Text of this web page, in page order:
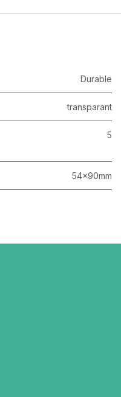
Durable
transparant
5
54x90mm